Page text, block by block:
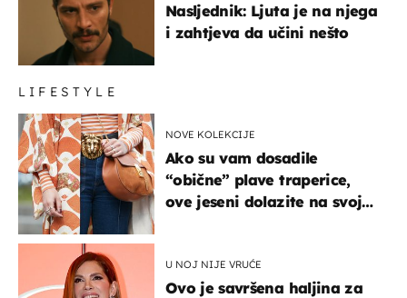
Nasljednik: Ljuta je na njega
i zahtjeva da učini nešto
LIFESTYLE
NOVE KOLEKCIJE
Ako su vam dosadile
“obične” plave traperice,
ove jeseni dolazite na svoje
U NOJ NIJE VRUĆE
Ovo je savršena haljina za